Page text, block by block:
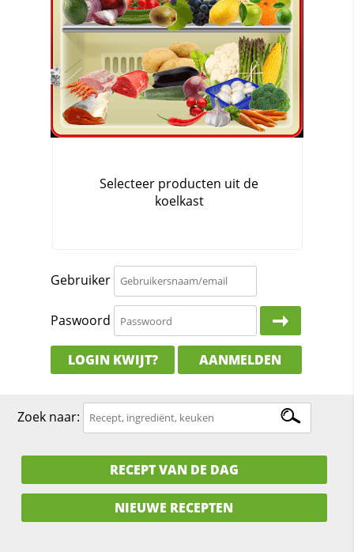
Gebruiker
Paswoord
LOGIN KWIJT? AANMELDEN
Zoek naar:
RECEPT VAN DE DAG
NIEUWE RECEPTEN